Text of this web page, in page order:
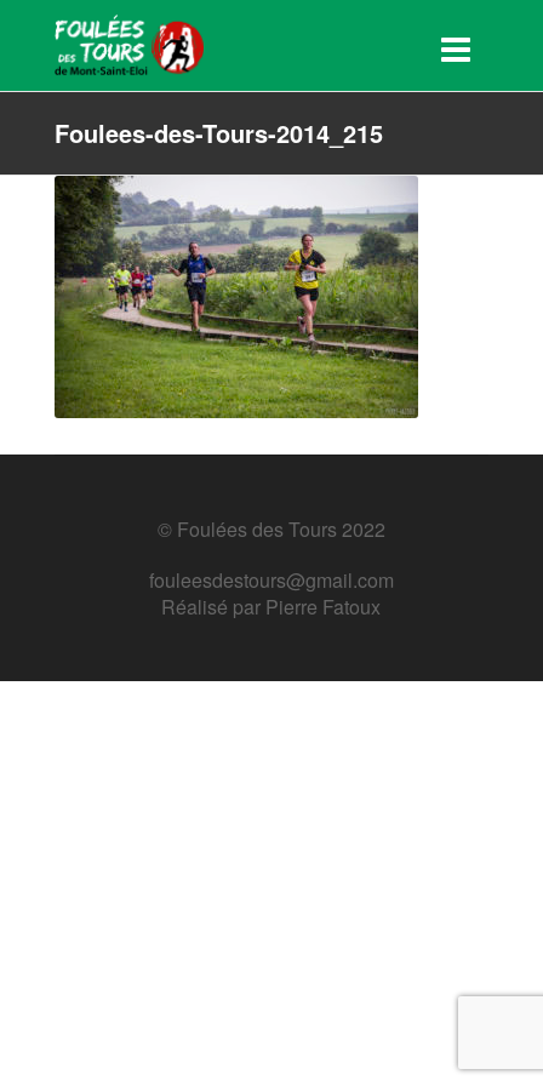
Foulees-des-Tours-2014_215
© Foulées des Tours 2022
fouleesdestours@gmail.com
Réalisé par Pierre Fatoux